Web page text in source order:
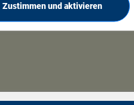
Zustimmen und aktivieren